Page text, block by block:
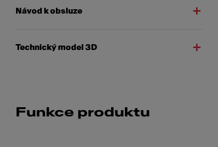
Návod k obsluze
Technický model 3D
Funkce produktu